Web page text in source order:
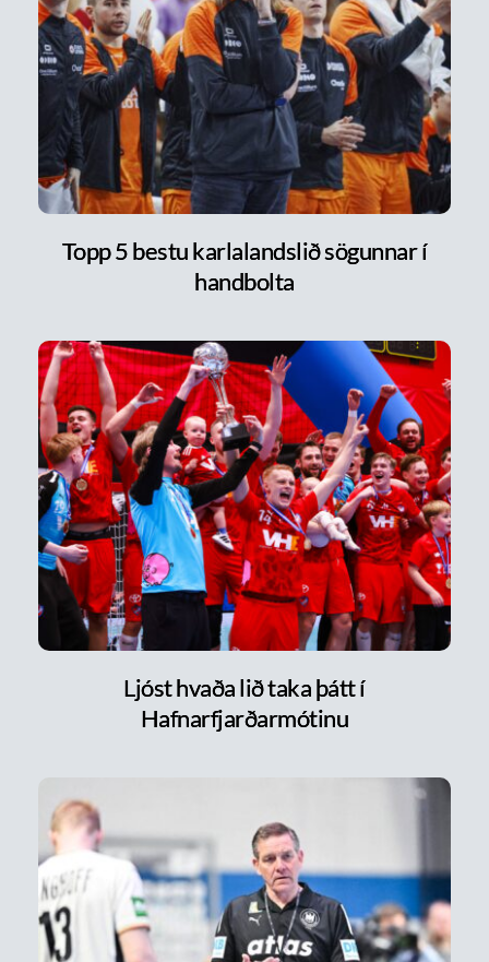
Topp 5 bestu karlalandslið sögunnar í
handbolta
Ljóst hvaða lið taka þátt í
Hafnarfjarðarmótinu